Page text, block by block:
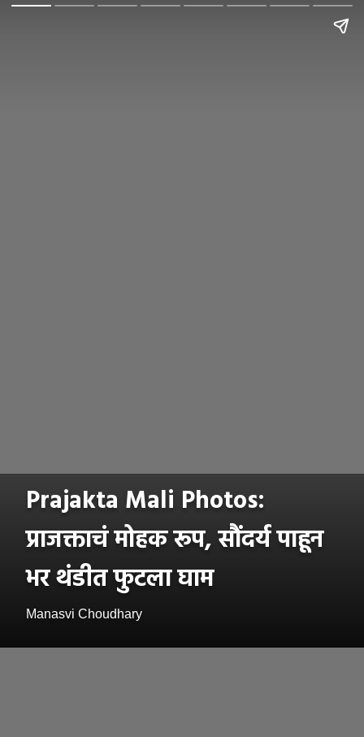
Prajakta Mali Photos:
प्राजक्ताचं मोहक रूप, सौंदर्य पाहून
भर थंडीत फुटला घाम
Manasvi Choudhary